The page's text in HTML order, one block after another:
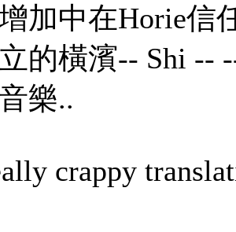
加中在Horie信
的橫濱-- Shi --
樂..
crappy